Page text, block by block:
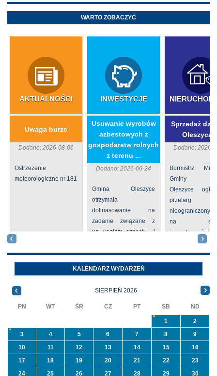
WARTO ZOBACZYĆ
AKTUALNOŚCI
Uwaga burze
Dodano: 2026-08-06
Ostrzeżenie
meteorologiczne nr 181
INWESTYCJE
​Usuwanie wyrobów
azbestowych z
gospodarstw rolnych
z terenu ...
Dodano: 2026-06-24
Gmina Oleszyce
otrzymała
dofinasowanie na
zadanie związane z
usuwaniem azbestu i
azbest w ramach
programu
priorytetowego
NFOŚiGW pn.
Sprzedaż
Dodano: 2026-
Burmistrz
Gminy
Oleszyce
przetarg
nieograniczony
na
nieruchomości nr
Oleszycach
Orzeszkowej.
informacji ...
KALENDARZ WYDARZEŃ
SIERPIEŃ 2026
PN WT ŚR CZ PT SB ND
1
2
3
4 5 6 7 8
9
10
11 12 13 14 15
16
17
18 19 20 21 22
23
24
25 26 27 28 29 30